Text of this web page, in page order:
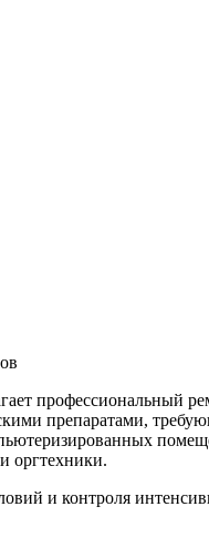
профессиональный
препаратами,
оргтехники.
и контроля